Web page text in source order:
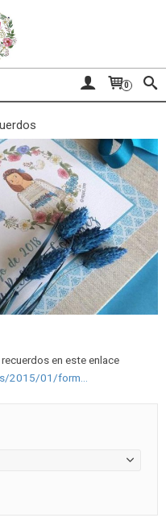
0
en este enlace
2015/01/form...